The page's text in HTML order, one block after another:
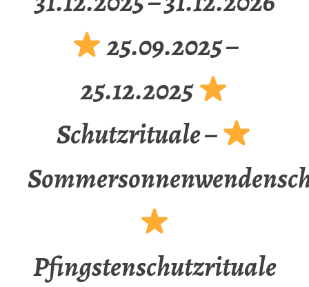
25.09.2025 –
25.12.2025
Schutzrituale –
Pfingstenschutzrituale